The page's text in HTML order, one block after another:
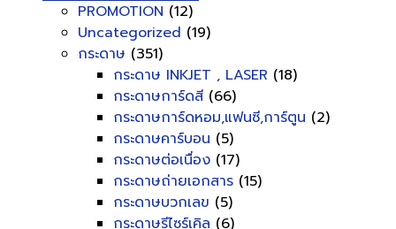
PROMOTION (12)
Uncategorized (19)
กระดาษ (351)
กระดาษ INKJET , LASER (18)
กระดาษการ์ดสี (66)
กระดาษการ์ดหอม,แฟนซี,การ์ตูน (2)
กระดาษคาร์บอน (5)
กระดาษต่อเนื่อง (17)
กระดาษถ่ายเอกสาร (15)
กระดาษบวกเลข (5)
กระดาษรีไซร์เคิล (6)